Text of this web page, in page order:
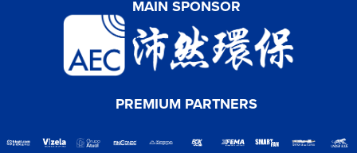
MAIN SPONSOR
PREMIUM PARTNERS